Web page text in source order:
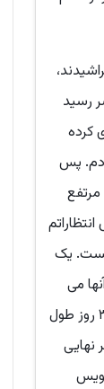
رسید
کرده
پس
یک
می
گفتند کار را یک هفته دیگر ارایه می کنند اما ۳۰ روز طول
نهایی